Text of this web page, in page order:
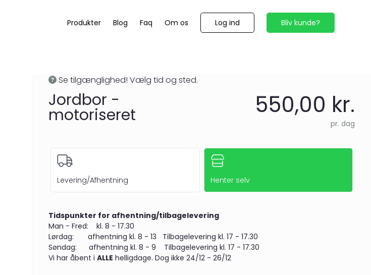
Produkter Blog Faq Om os Log ind Bliv kunde?
Se tilgænglighed! Vælg tid og sted.
Jordbor -
motoriseret 550,00 kr.
pr. dag
Levering/Afhentning Henter selv
Tidspunkter for afhentning/tilbagelevering
Man - Fred: kl. 8 - 17.30
Lørdag: afhentning kl. 8 - 13 Tilbagelevering kl. 17 - 17.30
Søndag: afhentning kl. 8 - 9 Tilbagelevering kl. 17 - 17.30
Vi har åbent i ALLE helligdage. Dog ikke 24/12 - 26/12